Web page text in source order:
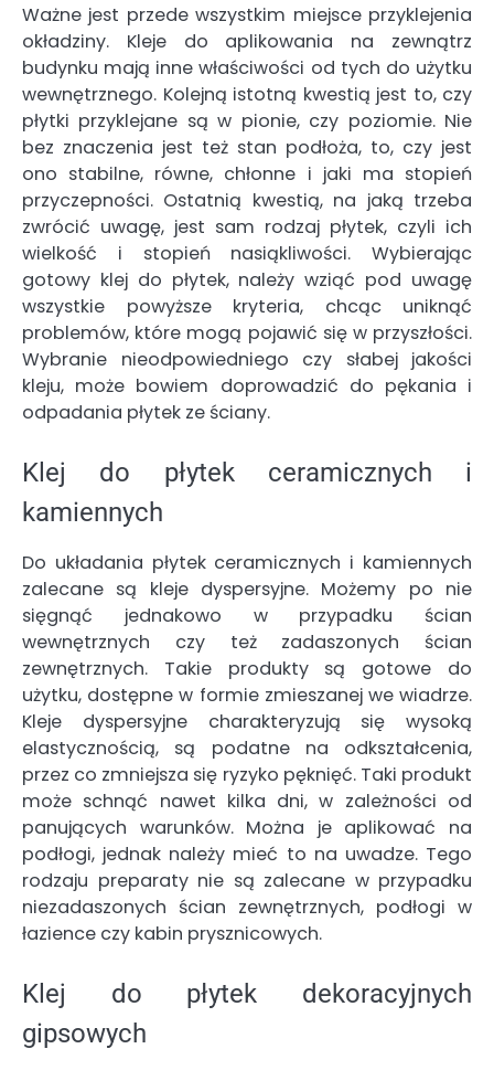
Ważne jest przede wszystkim miejsce przyklejenia
okładziny. Kleje do aplikowania na zewnątrz
budynku mają inne właściwości od tych do użytku
wewnętrznego. Kolejną istotną kwestią jest to, czy
płytki przyklejane są w pionie, czy poziomie. Nie
bez znaczenia jest też stan podłoża, to, czy jest
ono stabilne, równe, chłonne i jaki ma stopień
przyczepności. Ostatnią kwestią, na jaką trzeba
zwrócić uwagę, jest sam rodzaj płytek, czyli ich
wielkość i stopień nasiąkliwości. Wybierając
gotowy klej do płytek, należy wziąć pod uwagę
wszystkie powyższe kryteria, chcąc uniknąć
problemów, które mogą pojawić się w przyszłości.
Wybranie nieodpowiedniego czy słabej jakości
kleju, może bowiem doprowadzić do pękania i
odpadania płytek ze ściany.
Klej do płytek ceramicznych i
kamiennych
Do układania płytek ceramicznych i kamiennych
zalecane są kleje dyspersyjne. Możemy po nie
sięgnąć jednakowo w przypadku ścian
wewnętrznych czy też zadaszonych ścian
zewnętrznych. Takie produkty są gotowe do
użytku, dostępne w formie zmieszanej we wiadrze.
Kleje dyspersyjne charakteryzują się wysoką
elastycznością, są podatne na odkształcenia,
przez co zmniejsza się ryzyko pęknięć. Taki produkt
może schnąć nawet kilka dni, w zależności od
panujących warunków. Można je aplikować na
podłogi, jednak należy mieć to na uwadze. Tego
rodzaju preparaty nie są zalecane w przypadku
niezadaszonych ścian zewnętrznych, podłogi w
łazience czy kabin prysznicowych.
Klej do płytek dekoracyjnych
gipsowych